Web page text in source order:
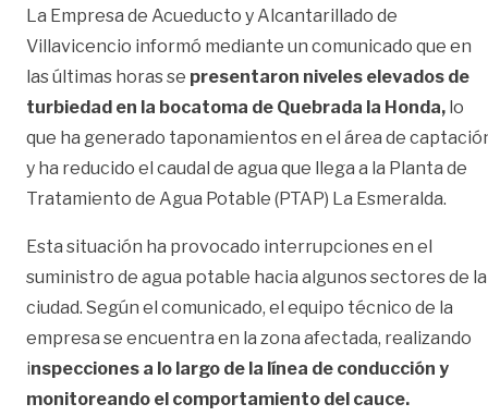
La Empresa de Acueducto y Alcantarillado de
Villavicencio informó mediante un comunicado que en
las últimas horas se presentaron niveles elevados de
turbiedad en la bocatoma de Quebrada la Honda, lo
que ha generado taponamientos en el área de
y ha reducido el caudal de agua que llega a la Planta de
Tratamiento de Agua Potable (PTAP) La Esmeralda.
Esta situación ha provocado interrupciones en el
suministro de agua potable hacia algunos sectores de la
ciudad. Según el comunicado, el equipo técnico de la
empresa se encuentra en la zona afectada, realizando
inspecciones a lo largo de la línea de conducción y
monitoreando el comportamiento del cauce.